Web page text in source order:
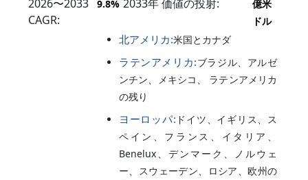
2026〜2033
CAGR:
9.8% 2033年 価値の投射:
億米
ドル
北アメリカ:米国とカナダ
ラテンアメリカ:ブラジル、アルゼ
ンチン、メキシコ、 ラテンアメリカ
の残り
ヨーロッパ: ドイツ、イギリス、ス
ペイン、フランス、イタリア、
Benelux、デンマーク、ノルウェ
ー、スウェーデン、ロシア、欧州の